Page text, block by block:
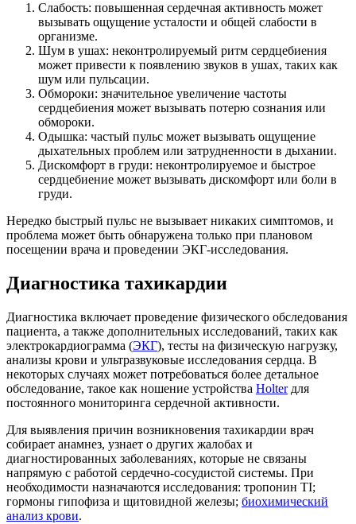
Слабость: повышенная сердечная активность может
вызывать ощущение усталости и общей слабости в
организме.
Шум в ушах: неконтролируемый ритм сердцебиения
может привести к появлению звуков в ушах, таких как
шум или пульсации.
Обмороки: значительное увеличение частоты
сердцебиения может вызывать потерю сознания или
обмороки.
Одышка: частый пульс может вызывать ощущение
дыхательных проблем или затрудненности в дыхании.
Дискомфорт в груди: неконтролируемое и быстрое
сердцебиение может вызывать дискомфорт или боли в
груди.
Нередко быстрый пульс не вызывает никаких симптомов, и
проблема может быть обнаружена только при плановом
посещении врача и проведении ЭКГ-исследования.
Диагностика тахикардии
Диагностика включает проведение физического обследования
пациента, а также дополнительных исследований, таких как
электрокардиограмма (ЭКГ), тесты на физическую нагрузку,
анализы крови и ультразвуковые исследования сердца. В
некоторых случаях может потребоваться более детальное
обследование, такое как ношение устройства Holterдля
постоянного мониторинга сердечной активности.
Для выявления причин возникновения тахикардии врач
собирает анамнез, узнает о других жалобах и
диагностированных заболеваниях, которые не связаны
напрямую с работой сердечно-сосудистой системы. При
необходимости назначаются исследования: тропонин TI;
гормоны гипофиза и щитовидной железы; биохимический
анализ крови.